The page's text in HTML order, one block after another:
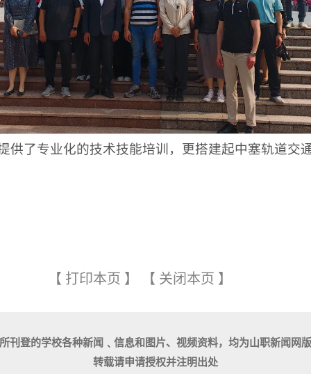
供了专业化的技术技能培训，更搭建起中塞轨道交
【 打印本页 】 【 关闭本页 】
刊登的学校各种新闻﹑信息和图片、视频资料，均为山职新闻网
转载请申请授权并注明出处